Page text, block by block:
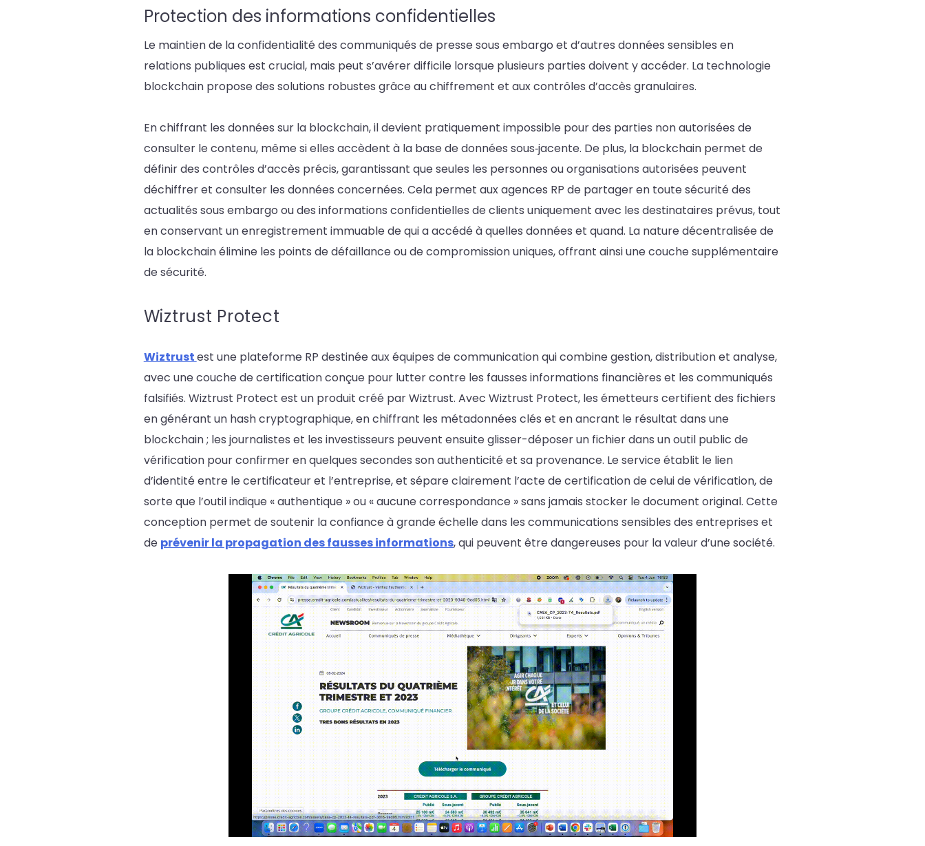
Protection des informations confidentielles
Le maintien de la confidentialité des communiqués de presse sous embargo et d’autres données sensibles en
relations publiques est crucial, mais peut s’avérer difficile lorsque plusieurs parties doivent y accéder. La technologie
blockchain propose des solutions robustes grâce au chiffrement et aux contrôles d’accès granulaires.
En chiffrant les données sur la blockchain, il devient pratiquement impossible pour des parties non autorisées de
consulter le contenu, même si elles accèdent à la base de données sous‑jacente. De plus, la blockchain permet de
définir des contrôles d’accès précis, garantissant que seules les personnes ou organisations autorisées peuvent
déchiffrer et consulter les données concernées. Cela permet aux agences RP de partager en toute sécurité des
actualités sous embargo ou des informations confidentielles de clients uniquement avec les destinataires prévus, tout
en conservant un enregistrement immuable de qui a accédé à quelles données et quand. La nature décentralisée de
la blockchain élimine les points de défaillance ou de compromission uniques, offrant ainsi une couche supplémentaire
de sécurité.
Wiztrust Protect
Wiztrustest une plateforme RP destinée aux équipes de communication qui combine gestion, distribution et analyse,
avec une couche de certification conçue pour lutter contre les fausses informations financières et les communiqués
falsifiés. Wiztrust Protect est un produit créé par Wiztrust. Avec Wiztrust Protect, les émetteurs certifient des fichiers
en générant un hash cryptographique, en chiffrant les métadonnées clés et en ancrant le résultat dans une
blockchain ; les journalistes et les investisseurs peuvent ensuite glisser-déposer un fichier dans un outil public de
vérification pour confirmer en quelques secondes son authenticité et sa provenance. Le service établit le lien
d’identité entre le certificateur et l’entreprise, et sépare clairement l’acte de certification de celui de vérification, de
sorte que l’outil indique « authentique » ou « aucune correspondance » sans jamais stocker le document original. Cette
conception permet de soutenir la confiance à grande échelle dans les communications sensibles des entreprises et
de prévenir la propagation des fausses informations, qui peuvent être dangereuses pour la valeur d’une société.